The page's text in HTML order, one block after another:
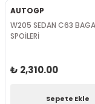
AUTOGP
W205 SEDAN C63 BAGAJ
SPOİLERİ
₺ 2,310.00
Sepete Ekle